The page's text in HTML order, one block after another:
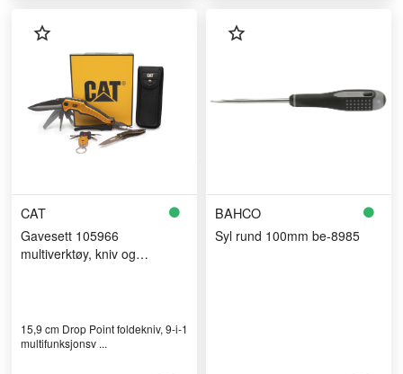
CAT
Gavesett 105966
multiverktøy, kniv og
15,9 cm Drop Point foldekniv, 9-i-1
multifunksjonsv ...
BAHCO
Syl rund 100mm be-8985